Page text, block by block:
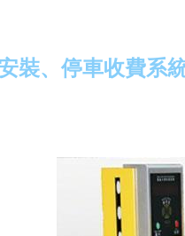
裝、停車收費系